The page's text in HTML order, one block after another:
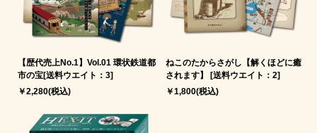
【歴代売上No.1】Vol.01 環状鉄道都
市の宝[送料ウエイト：3]
￥2,280(税込)
ねこのたからさがし【解くほどに癒
されます】 [送料ウエイト：2]
￥1,800(税込)